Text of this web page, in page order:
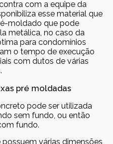
com a equipe da
esse material que
moldado que pode
metálica, no caso da
para condomínios
o tempo de execução
com dutos de várias
pré moldadas
pode ser utilizada
sem fundo, ou então
fundo.
várias dimensões